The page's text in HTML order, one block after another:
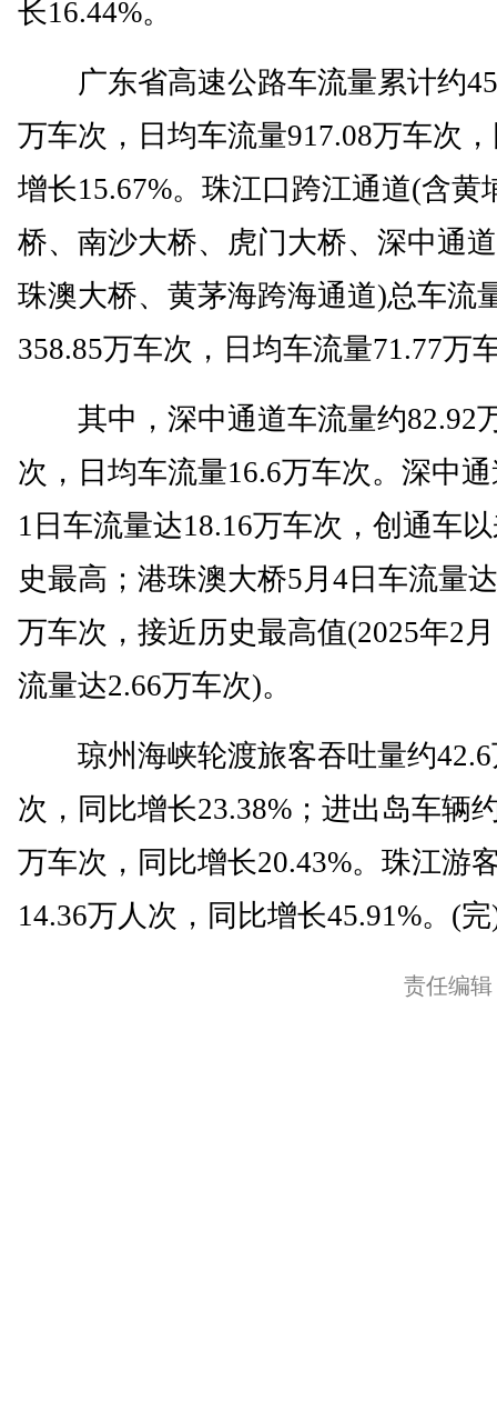
长16.44%。
广东省高速公路车流量累计约
万车次，日均车流量917.08万车次
增长15.67%。珠江口跨江通道(含黄
桥、南沙大桥、虎门大桥、深中通
珠澳大桥、黄茅海跨海通道)总车流
358.85万车次，日均车流量71.77万
其中，深中通道车流量约82.92
次，日均车流量16.6万车次。深中
1日车流量达18.16万车次，创通车
史最高；港珠澳大桥5月4日车流量
万车次，接近历史最高值(2025年2
流量达2.66万车次)。
琼州海峡轮渡旅客吞吐量约42.6
次，同比增长23.38%；进出岛车辆
万车次，同比增长20.43%。珠江游
14.36万人次，同比增长45.91%。(
责任编